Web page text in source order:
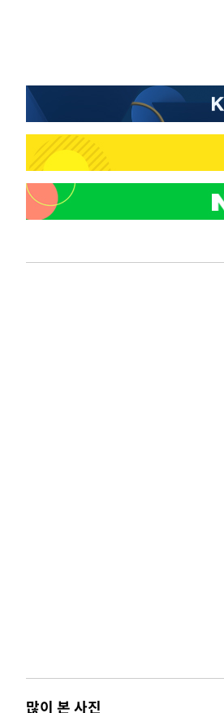
-14509초 전 >[속보]장은수, KLPGA 제
정상
-9874초 전 >
"얼마나 더웠으면"…안동
-9073초 전 >'2경기 연속 침묵' 손흥민,
-7825초 전 >이강인, 오늘 서울서 AT마
1시간 전 >
'여긴 20도, 저긴 50도'…열화
1시간 전 >콜롬비아 신임 우파 대통령 취
4시간 전 >이군이 불법 군시설 건설한 레
많이 본 사진